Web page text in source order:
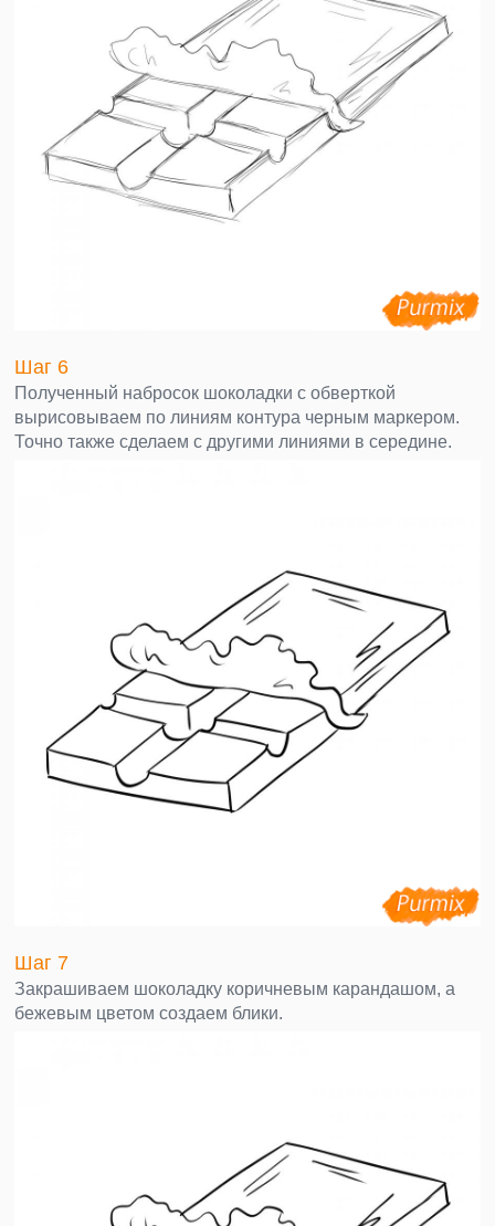
Шаг 6
Полученный набросок шоколадки с обверткой
вырисовываем по линиям контура черным маркером.
Точно также сделаем с другими линиями в середине.
Шаг 7
Закрашиваем шоколадку коричневым карандашом, а
бежевым цветом создаем блики.